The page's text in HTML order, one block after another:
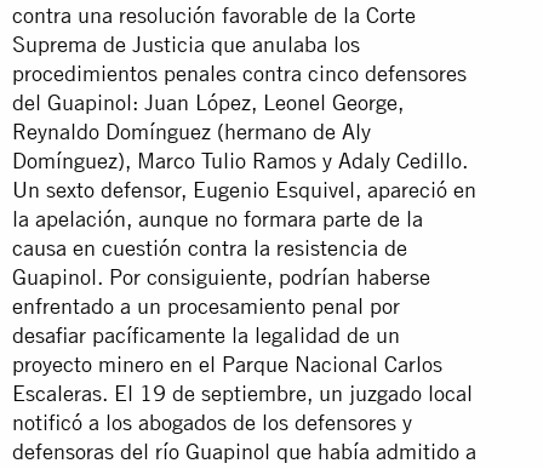
contra una resolución favorable de la Corte
Suprema de Justicia que anulaba los
procedimientos penales contra cinco defensores
del Guapinol: Juan López, Leonel George,
Reynaldo Domínguez (hermano de Aly
Domínguez), Marco Tulio Ramos y Adaly Cedillo.
Un sexto defensor, Eugenio Esquivel, apareció en
la apelación, aunque no formara parte de la
causa en cuestión contra la resistencia de
Guapinol. Por consiguiente, podrían haberse
enfrentado a un procesamiento penal por
desafiar pacíficamente la legalidad de un
proyecto minero en el Parque Nacional Carlos
Escaleras. El 19 de septiembre, un juzgado local
notificó a los abogados de los defensores y
defensoras del río Guapinol que había admitido a